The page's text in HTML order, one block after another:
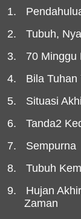
1.
2.
Tubuh,
3.
70 Minggu
4.
Bila Tuhan
5.
Situasi
6.
Tanda2
7.
Sempurna
8.
Tubuh
9.
Hujan
Zaman